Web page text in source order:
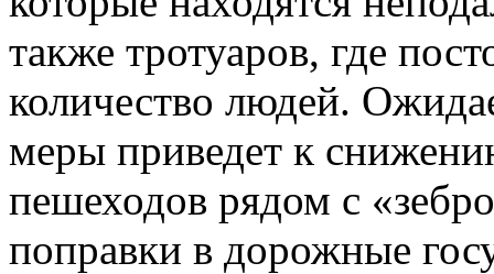
также тротуаров, где
количество людей.
меры приведет к
пешеходов рядом с
поправки в дорожные